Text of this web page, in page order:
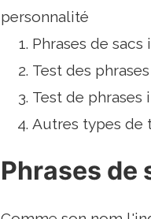
personnalité
Phrases de
Test des
Test de
Autres types de
Phrases de